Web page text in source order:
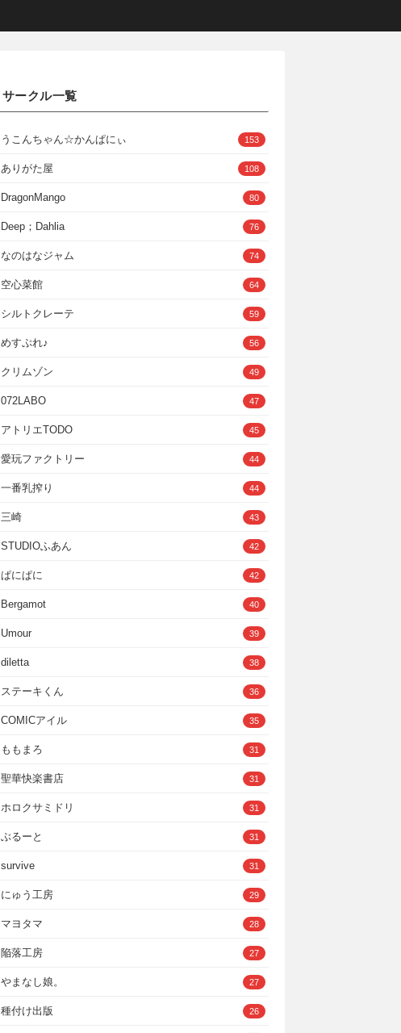
サークル一覧
うこんちゃん☆かんぱにぃ 153
ありがた屋 108
DragonMango 80
Deep；Dahlia 76
なのはなジャム 74
空心菜館 64
シルトクレーテ 59
めすぷれ♪ 56
クリムゾン 49
072LABO 47
アトリエTODO 45
愛玩ファクトリー 44
一番乳搾り 44
三崎 43
STUDIOふあん 42
ぱにぱに 42
Bergamot 40
Umour 39
diletta 38
ステーキくん 36
COMICアイル 35
ももまろ 31
聖華快楽書店 31
ホロクサミドリ 31
ぶるーと 31
survive 31
にゅう工房 29
マヨタマ 28
陥落工房 27
やまなし娘。 27
種付け出版 26